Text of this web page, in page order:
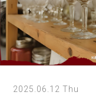
2025.06.12 Thu